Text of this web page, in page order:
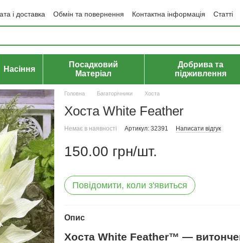
і доставка Обмін та повернення Контактна інформація
Статті
Угода користувача Політика конфіденційності Договір публічної
Насіння
Посадковий
Матеріал
Добрива та
підживлення
Головна Багаторічники Хоста
Хоста White Feather
Немає в наявності Артикул: 32391 Написати відгук
150.00 грн/шт.
Повідомити, коли з'явиться
Опис
Хоста White Feather™ —